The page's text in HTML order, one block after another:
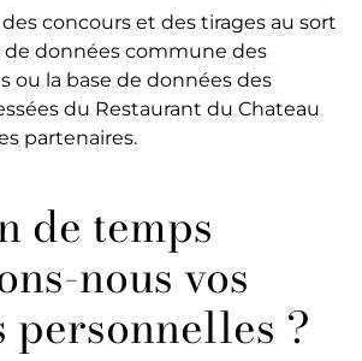
concours et des tirages au sort
de données commune des
ou la base de données des
du Restaurant du Chateau
partenaires.
de temps
nous vos
personnelles ?